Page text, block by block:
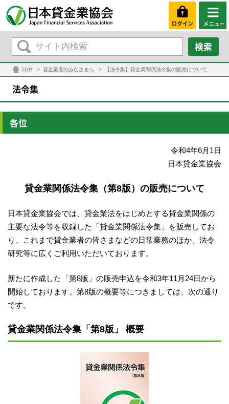
TOP 貸金業者のみなさまへ 【法令集】貸金業関係法令集の販売について
法令集
各位
令和4年6月1日
日本貸金業協会
貸金業関係法令集（第8版）の販売について
日本貸金業協会では、貸金業法をはじめとする貸金業関係の
主要な法令等を収録した「貸金業関係法令集」を販売してお
り、これまで貸金業者の皆さまなどの日常業務のほか、法令
研究等に広くご利用いただいております。
新たに作成した「第8版」の販売申込を令和3年11月24日から
開始しております。第8版の概要等につきましては、次の通り
です。
貸金業関係法令集「第8版」 概要